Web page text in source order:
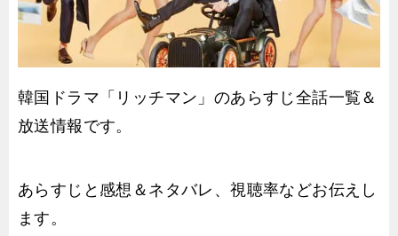
韓国ドラマ「リッチマン」のあらすじ全話一覧＆
放送情報です。
あらすじと感想＆ネタバレ、視聴率などお伝えし
ます。